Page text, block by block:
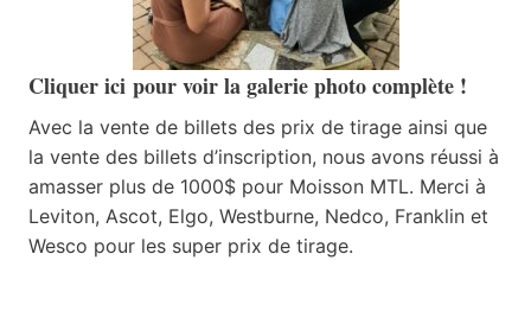
Cliquer ici pour voir la galerie photo complète !
Avec la vente de billets des prix de tirage ainsi que
la vente des billets d’inscription, nous avons réussi à
amasser plus de 1000$ pour Moisson MTL. Merci à
Leviton, Ascot, Elgo, Westburne, Nedco, Franklin et
Wesco pour les super prix de tirage.